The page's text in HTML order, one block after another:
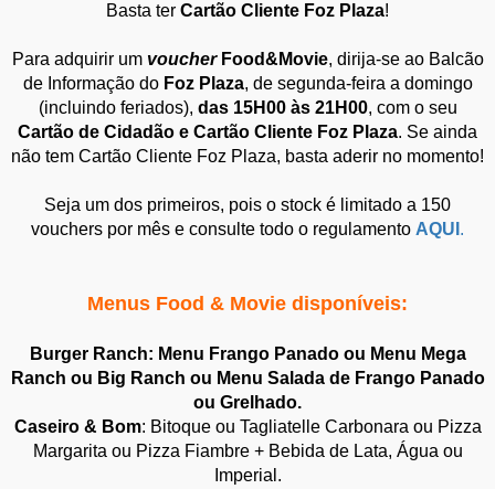
Basta ter Cartão Cliente Foz Plaza!
Para adquirir um voucher Food&Movie, dirija-se ao Balcão
de Informação do Foz Plaza, de segunda-feira a domingo
(incluindo feriados), das 15H00 às 21H00, com o seu
Cartão de Cidadão e Cartão Cliente Foz Plaza. Se ainda
não tem Cartão Cliente Foz Plaza, basta aderir no momento!
Seja um dos primeiros, pois o stock é limitado a 150
vouchers por mês e consulte todo o regulamento AQUI .
Menus Food & Movie disponíveis:
Burger Ranch: Menu Frango Panado ou Menu Mega
Ranch ou Big Ranch ou Menu Salada de Frango Panado
ou Grelhado.
Caseiro & Bom: Bitoque ou Tagliatelle Carbonara ou Pizza
Margarita ou Pizza Fiambre + Bebida de Lata, Água ou
Imperial.